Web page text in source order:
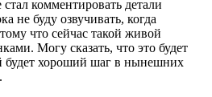
комментировать детали
не буду озвучивать, когда
что сейчас такой живой
Могу сказать, что это будет
будет хороший шаг в нынешних